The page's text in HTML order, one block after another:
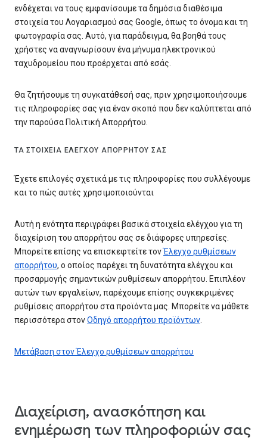
ενδέχεται να τους εμφανίσουμε τα δημόσια διαθέσιμα
στοιχεία του Λογαριασμού σας Google, όπως το όνομα και τη
φωτογραφία σας. Αυτό, για παράδειγμα, θα βοηθά τους
χρήστες να αναγνωρίσουν ένα μήνυμα ηλεκτρονικού
ταχυδρομείου που προέρχεται από εσάς.
Θα ζητήσουμε τη συγκατάθεσή σας, πριν χρησιμοποιήσουμε
τις πληροφορίες σας για έναν σκοπό που δεν καλύπτεται από
την παρούσα Πολιτική Απορρήτου.
ΤΑ ΣΤΟΙΧΕΊΑ ΕΛΈΓΧΟΥ ΑΠΟΡΡΉΤΟΥ ΣΑΣ
Έχετε επιλογές σχετικά με τις πληροφορίες που συλλέγουμε
και το πώς αυτές χρησιμοποιούνται
Αυτή η ενότητα περιγράφει βασικά στοιχεία ελέγχου για τη
διαχείριση του απορρήτου σας σε διάφορες υπηρεσίες.
Μπορείτε επίσης να επισκεφτείτε τονΈλεγχο ρυθμίσεων
απορρήτου, ο οποίος παρέχει τη δυνατότητα ελέγχου και
προσαρμογής σημαντικών ρυθμίσεων απορρήτου. Επιπλέον
αυτών των εργαλείων, παρέχουμε επίσης συγκεκριμένες
ρυθμίσεις απορρήτου στα προϊόντα μας. Μπορείτε να μάθετε
περισσότερα στονΟδηγό απορρήτου προϊόντων
Μετάβαση στον Έλεγχο ρυθμίσεων απορρήτου
Διαχείριση, ανασκόπηση και
ενημέρωση των πληροφοριών σας